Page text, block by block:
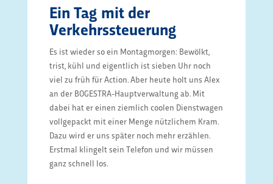
Ein Tag mit der
Verkehrssteuerung
Es ist wieder so ein Montagmorgen: Bewölkt,
trist, kühl und eigentlich ist sieben Uhr noch
viel zu früh für Action. Aber heute holt uns Alex
an der BOGESTRA-Hauptverwaltung ab. Mit
dabei hat er einen ziemlich coolen Dienstwagen
vollgepackt mit einer Menge nützlichem Kram.
Dazu wird er uns später noch mehr erzählen.
Erstmal klingelt sein Telefon und wir müssen
ganz schnell los.